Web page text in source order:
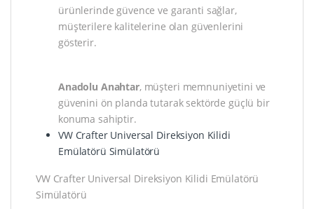
ürünlerinde güvence ve garanti sağlar,
müşterilere kalitelerine olan güvenlerini
gösterir.
Anadolu Anahtar, müşteri memnuniyetini ve
güvenini ön planda tutarak sektörde güçlü bir
konuma sahiptir.
VW Crafter Universal Direksiyon Kilidi
Emülatörü Simülatörü
VW Crafter Universal Direksiyon Kilidi Emülatörü
Simülatörü